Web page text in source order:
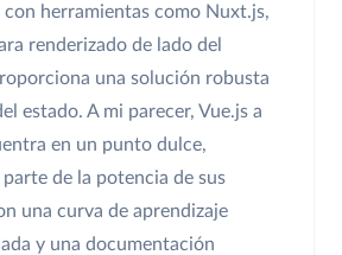
con herramientas como Nuxt.js,
renderizado de lado del
una solución robusta
estado. A mi parecer, Vue.js a
en un punto dulce,
de la potencia de sus
una curva de aprendizaje
y una documentación